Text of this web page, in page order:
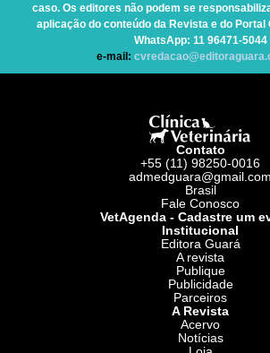
caso. Os editores não podem se
aplicação do conteúdo da Revista e do Portal
WhatsApp: 11 96471-5044
e-mail:
Contato
+55 (11) 98250-0016
admedguara@gmail.com
Brasil
Fale Conosco
VetAgenda - Cadastre um
Institucional
Editora Guará
A revista
Publique
Publicidade
Parceiros
A Revista
Acervo
Notícias